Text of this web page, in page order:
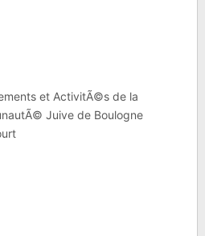
et ActivitÃ©s de la
Juive de Boulogne